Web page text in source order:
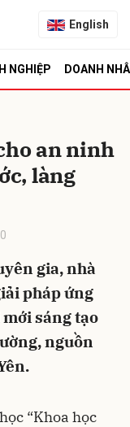
English
NGHIỆP DOANH
an ninh
làng
gia, nhà
pháp ứng
sáng tạo
nguồn
“Khoa học
Hủy